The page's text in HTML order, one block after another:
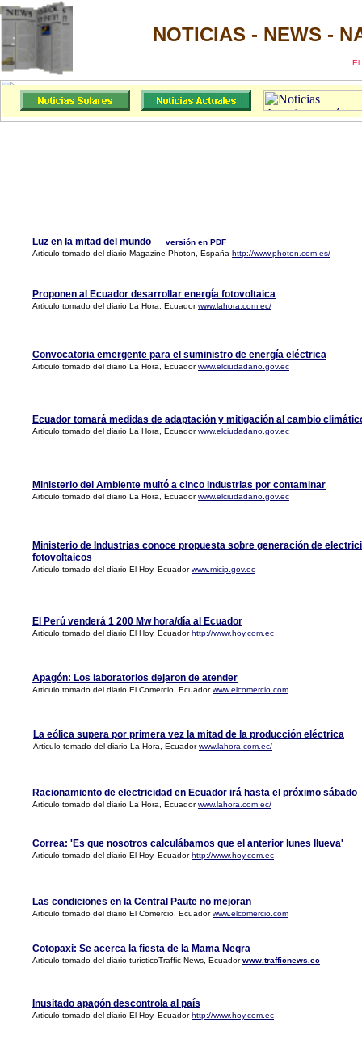
NOTICIAS - NEWS -
Ministerio del Ambiente multó a cinco industrias por contaminar
Articulo tomado del diario La Hora, Ecuadorwww.elciudadano.gov.ec
Proponen al Ecuador desarrollar energía fotovoltaica
Articulo tomado del diario La Hora, Ecuadorwww.lahora.com.ec/
Ecuador tomará medidas de adaptación y mitigación al cambio
Articulo tomado del diario La Hora, Ecuadorwww.elciudadano.gov.ec
Convocatoria emergente para el suministro de energía eléctrica
Articulo tomado del diario La Hora, Ecuadorwww.elciudadano.gov.ec
Apagón: Los laboratorios dejaron de atender
Articulo tomado del diario El Comercio, Ecuadorwww.elcomercio.com
La eólica supera por primera vez la mitad de la producción eléctrica
Articulo tomado del diario La Hora, Ecuadorwww.lahora.com.ec/
Cotopaxi: Se acerca la fiesta de la Mama Negra
Articulo tomado del diario turísticoTraffic News, Ecuadorwww.trafficnews.ec
Racionamiento de electricidad en Ecuador irá hasta el próximo sábado
Articulo tomado del diario La Hora, Ecuadorwww.lahora.com.ec/
Las condiciones en la Central Paute no mejoran
Articulo tomado del diario El Comercio, Ecuadorwww.elcomercio.com
Ministerio de Industrias conoce propuesta sobre generación de
fotovoltaicos
Articulo tomado del diario El Hoy, Ecuadorwww.micip.gov.ec
El Perú venderá 1 200 Mw hora/día al Ecuador
Articulo tomado del diario El Hoy, Ecuadorhttp://www.hoy.com.ec
Correa: 'Es que nosotros calculábamos que el anterior lunes llueva'
Articulo tomado del diario El Hoy, Ecuadorhttp://www.hoy.com.ec
Inusitado apagón descontrola al país
Articulo tomado del diario El Hoy, Ecuadorhttp://www.hoy.com.ec
Luz en la mitad del mundo
versión en PDF
Articulo tomado del diario Magazine Photon, España http://www.photon.com.es/
El